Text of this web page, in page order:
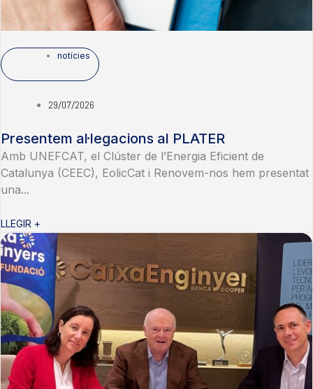
notícies
29/07/2026
Presentem al·legacions al PLATER
Amb UNEFCAT, el Clúster de l’Energia Eficient de
Catalunya (CEEC), EolicCat i Renovem-nos hem presentat
una...
LLEGIR +